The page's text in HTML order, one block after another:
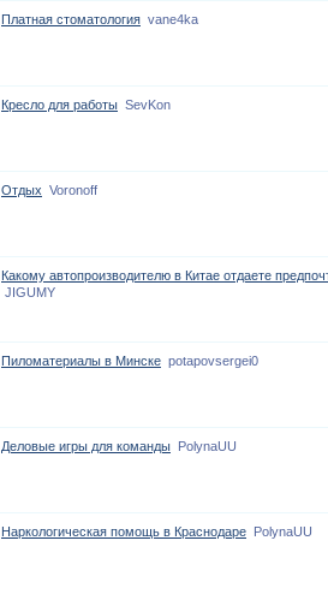
Платная стоматология vane4ka
Кресло для работы SevKon
Отдых Voronoff
Какому автопроизводителю в Китае отдаете
JIGUMY
Пиломатериалы в Минске potapovsergei0
Деловые игры для команды PolynaUU
Наркологическая помощь в Краснодаре PolynaUU